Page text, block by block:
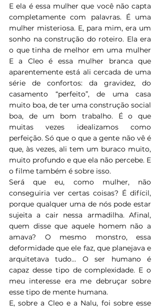
E ela é essa mulher que você não capta
completamente com palavras. É uma
mulher misteriosa. E, para mim, era um
sonho na construção do roteiro. Ela era
o que tinha de melhor em uma mulher
E a Cleo é essa mulher branca que
aparentemente está ali cercada de uma
série de confortos: da gravidez, do
casamento “perfeito”, de uma casa
muito boa, de ter uma construção social
boa, de um bom trabalho. É o que
muitas vezes idealizamos como
perfeição. Só que o que a gente não vê é
que, às vezes, ali tem um buraco muito,
muito profundo e que ela não percebe. E
o filme também é sobre isso.
Será que eu, como mulher, não
conseguiria ver certas coisas? É difícil,
porque qualquer uma de nós pode estar
sujeita a cair nessa armadilha. Afinal,
quem disse que aquele homem não a
amava? O mesmo monstro, essa
deformidade que ele faz, que planejava e
arquitetava tudo… O ser humano é
capaz desse tipo de complexidade. E o
meu interesse era me debruçar sobre
esse tipo de mente humana.
E, sobre a Cleo e a Nalu, foi sobre esse